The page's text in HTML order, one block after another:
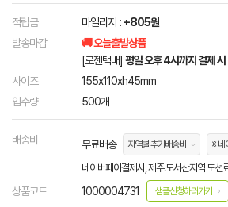
적립금 마일리지 : +805원
발송마감
🚚 오늘출발상품
[로젠택배] 평일 오후 4시까지 결제 시
사이즈
155x110xh45mm
입수량
500개
배송비 무료배송 지역별 추가배송비 ※ 네
네이버페이결제시, 제주.도서산지역 도선
상품코드 1000004731 샘플신청하러가기